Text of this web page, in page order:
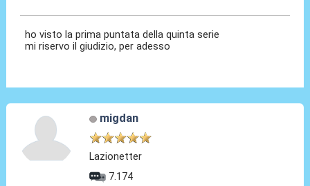
ho visto la prima puntata della quinta serie
mi riservo il giudizio, per adesso
migdan
Lazionetter
7.174